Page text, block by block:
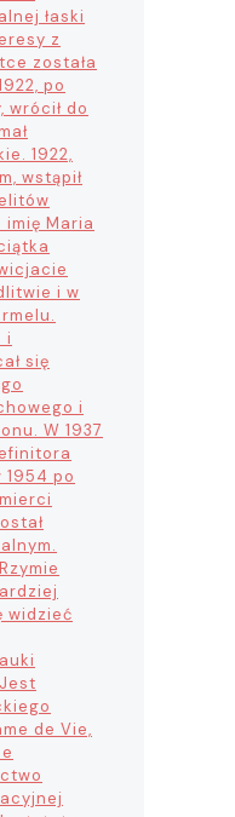
łaski
z
została
po
wrócił do
1922,
wstąpił
Maria
i w
i
się
i
W 1937
po
widzieć
de Vie,